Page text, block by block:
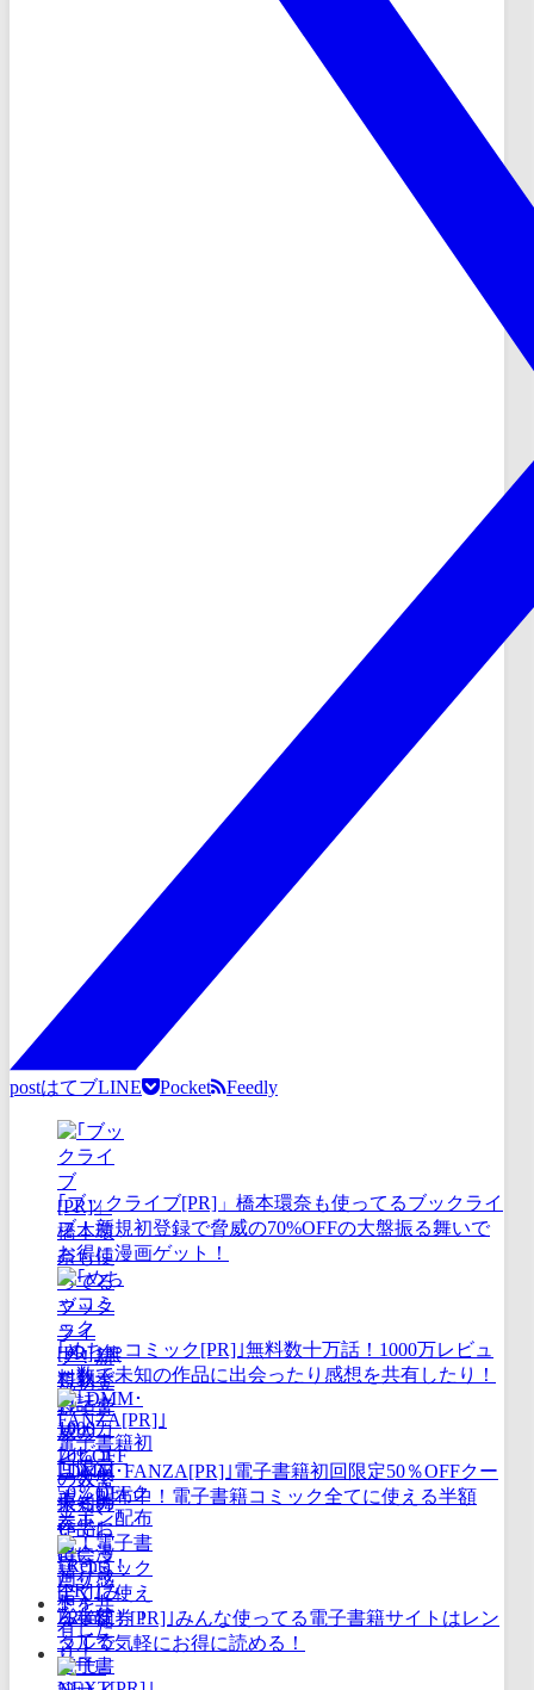
postはてブLINE Pocket Feedly
｢ブックライブ[PR]」橋本環奈も使ってるブックライ
ブ！新規初登録で脅威の70%OFFの大盤振る舞いで
お得に漫画ゲット！
｢めちゃコミック[PR]｣無料数十万話！1000万レビュ
ー数で未知の作品に出会ったり感想を共有したり！
｢DMM･FANZA[PR]｣電子書籍初回限定50％OFFクー
ポン配布中！電子書籍コミック全てに使える半額
券！
｢Renta！[PR]｣みんな使ってる電子書籍サイトはレン
タルで気軽にお得に読める！